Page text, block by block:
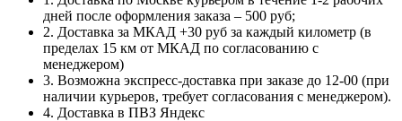
дней после оформления заказа – 500 руб;
2. Доставка за МКАД +30 руб за каждый километр (в
пределах 15 км от МКАД по согласованию с
менеджером)
3. Возможна экспресс-доставка при заказе до 12-00 (при
наличии курьеров, требует согласования с менеджером).
4. Доставка в ПВЗ Яндекс